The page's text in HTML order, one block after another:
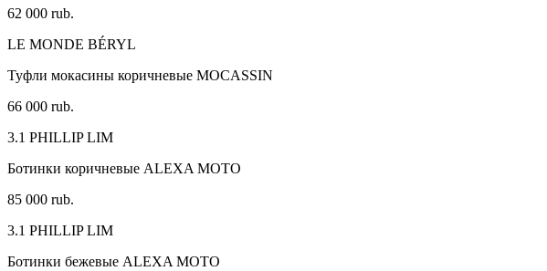
62 000 rub.
LE MONDE BÉRYL
Туфли мокасины коричневые MOCASSIN
66 000 rub.
3.1 PHILLIP LIM
Ботинки коричневые ALEXA MOTO
85 000 rub.
3.1 PHILLIP LIM
Ботинки бежевые ALEXA MOTO